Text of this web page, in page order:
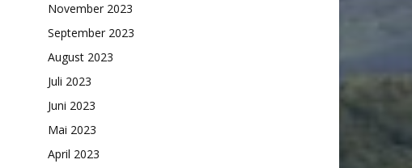
November 2023
September 2023
August 2023
Juli 2023
Juni 2023
Mai 2023
April 2023